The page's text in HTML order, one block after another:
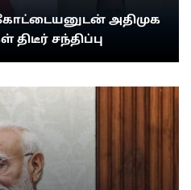
அதிமுக
திடீர் சந்திப்பு